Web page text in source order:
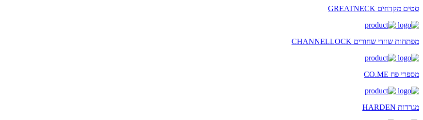
סטים מקדחים GREATNECK
מפתחות שוודי שחורים CHANNELLOCK
מספרי פח CO.ME
מגרדות HARDEN